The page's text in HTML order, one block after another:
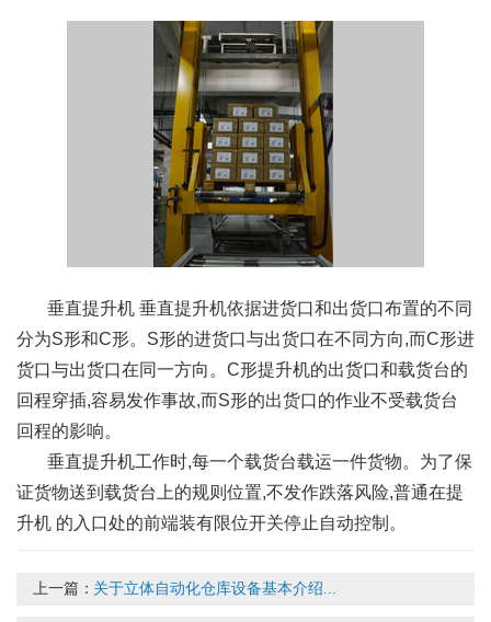
垂直提升机 垂直提升机依据进货口和出货口布置的不同
分为S形和C形。S形的进货口与出货口在不同方向,而C形进
货口与出货口在同一方向。C形提升机的出货口和载货台的
回程穿插,容易发作事故,而S形的出货口的作业不受载货台
回程的影响。
垂直提升机工作时,每一个载货台载运一件货物。为了保
证货物送到载货台上的规则位置,不发作跌落风险,普通在提
升机 的入口处的前端装有限位开关停止自动控制。
上一篇： 关于立体自动化仓库设备基本介绍...